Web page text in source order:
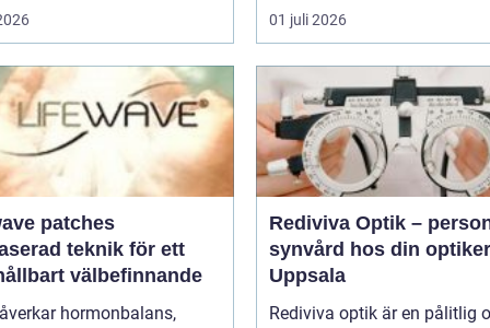
01 juli 2026
patches
teknik för ett
välbefinnande
hormonbalans,
Rediviva Optik –
synvård hos din
Uppsala
Rediviva optik är en pålitlig